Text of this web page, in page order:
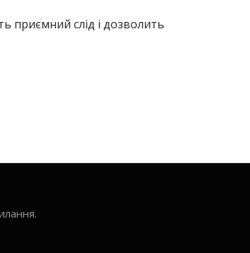
приємний слід і дозволить